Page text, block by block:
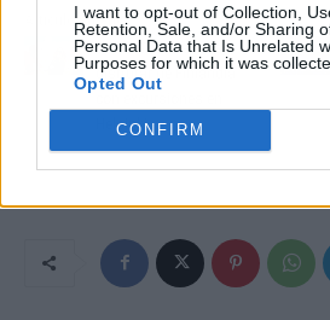
I want to opt-out of Collection,
Retention, Sale, and/or Sharing
Personal Data that Is Unrelated
Purposes for which it was
Opted Out
CONFIRM
Artículo anterior
Viada Tours ayuda a
disfrutar de Finlandia
Helsinki